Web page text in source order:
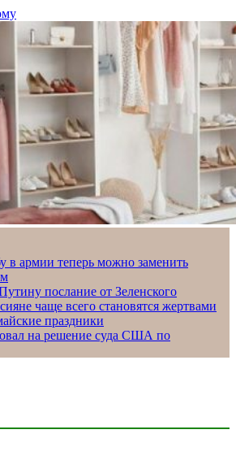
в армии теперь можно заменить
послание от Зеленского
чаще всего становятся жертвами
праздники
на решение суда США по